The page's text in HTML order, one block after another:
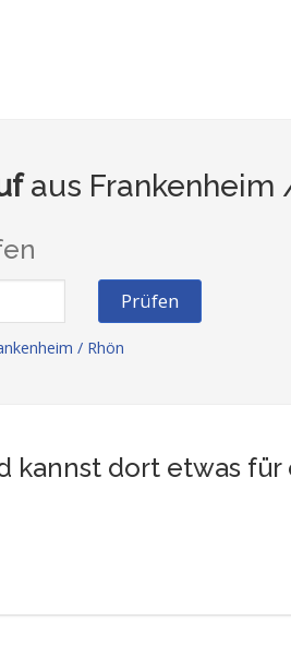
aus Frankenheim
Prüfen
/ Rhön
kannst dort etwas